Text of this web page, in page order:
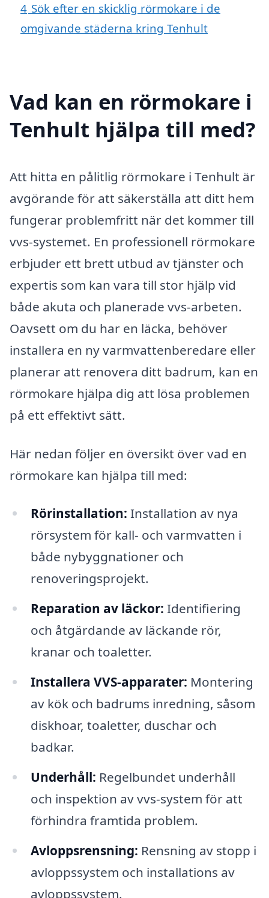
4 Sök efter en skicklig rörmokare i de
omgivande städerna kring Tenhult
Vad kan en rörmokare i
Tenhult hjälpa till med?
Att hitta en pålitlig rörmokare i Tenhult är
avgörande för att säkerställa att ditt hem
fungerar problemfritt när det kommer till
vvs-systemet. En professionell rörmokare
erbjuder ett brett utbud av tjänster och
expertis som kan vara till stor hjälp vid
både akuta och planerade vvs-arbeten.
Oavsett om du har en läcka, behöver
installera en ny varmvattenberedare eller
planerar att renovera ditt badrum, kan en
rörmokare hjälpa dig att lösa problemen
på ett effektivt sätt.
Här nedan följer en översikt över vad en
rörmokare kan hjälpa till med:
Rörinstallation: Installation av nya
rörsystem för kall- och varmvatten i
både nybyggnationer och
renoveringsprojekt.
Reparation av läckor: Identifiering
och åtgärdande av läckande rör,
kranar och toaletter.
Installera VVS-apparater: Montering
av kök och badrums inredning, såsom
diskhoar, toaletter, duschar och
badkar.
Underhåll: Regelbundet underhåll
och inspektion av vvs-system för att
förhindra framtida problem.
Avloppsrensning: Rensning av stopp i
avloppssystem och installations av
avloppssystem.